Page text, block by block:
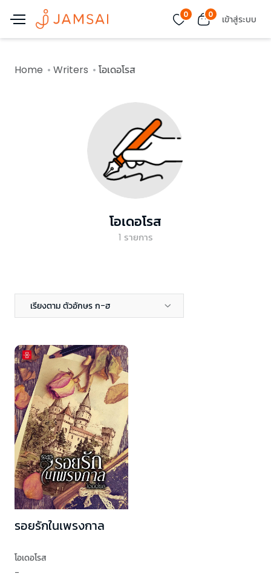
0 0 เข้าสู่ระบบ
Home Writers โอเดอโรส
โอเดอโรส
1 รายการ
เรียงตาม ตัวอักษร ก-ฮ
รอยรักในเพรงกาล
โอเดอโรส
-